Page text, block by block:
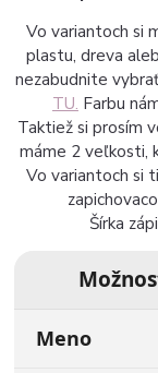
Vo variantoch si
plastu, dreva
nezabudnite
TU. Farbu
Taktiež si prosím
máme 2 veľkosti,
Vo variantoch si
Šírka
Meno